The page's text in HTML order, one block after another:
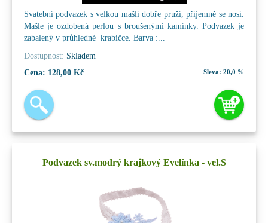
Svatební podvazek s velkou mašlí dobře pruží, příjemně se nosí.
Mašle je ozdobená perlou s broušenými kamínky. Podvazek je
zabalený v průhledné krabičce. Barva :...
Dostupnost: Skladem
Cena: 128,00 Kč Sleva: 20,0 %
Podvazek sv.modrý krajkový Evelínka - vel.S